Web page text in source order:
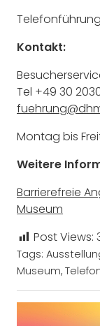
Kontakt:
Tel +49 30
Montag bis
Weitere
Barrierefreie
Museum
Post Views:
Tags:
Museum,